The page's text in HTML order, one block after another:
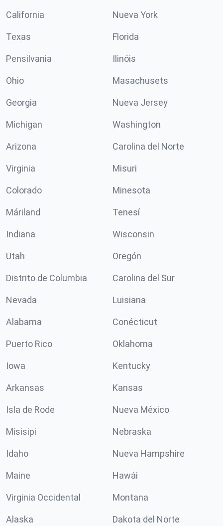
California Nueva York
Texas Florida
Pensilvania Ilinóis
Ohio Masachusets
Georgia Nueva Jersey
Míchigan Washington
Arizona Carolina del Norte
Virginia Misuri
Colorado Minesota
Máriland Tenesí
Indiana Wisconsin
Utah Oregón
Distrito de Columbia Carolina del Sur
Nevada Luisiana
Alabama Conécticut
Puerto Rico Oklahoma
Iowa Kentucky
Arkansas Kansas
Isla de Rode Nueva México
Misisipi Nebraska
Idaho Nueva Hampshire
Maine Hawái
Virginia Occidental Montana
Alaska Dakota del Norte